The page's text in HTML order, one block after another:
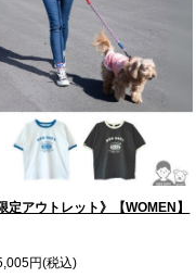
定アウトレット》【WOMEN】
円(税込)